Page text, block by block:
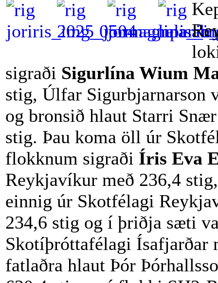
sigraði Sigurlína Wium
stig, Úlfar Sigurbjarnarson
og bronsið hlaut Starri
stig. Þau koma öll úr
flokknum sigraði Íris Eva
Reykjavíkur með 236,4
einnig úr Skotfélagi
234,6 stig og í þriðja sæti
Skotíþróttafélagi
fatlaðra hlaut Þór